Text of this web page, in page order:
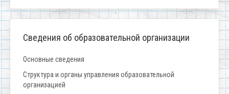
Сведения об образовательной организации
Основные сведения
Структура и органы управления образовательной
организацией